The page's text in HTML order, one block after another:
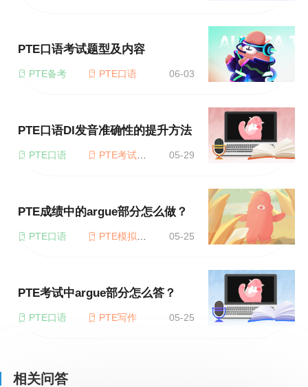
PTE口语考试题型及内容
PTE备考 PTE口语 06-03
PTE口语DI发音准确性的提升方法
PTE口语 PTE考试题型 05-29
PTE成绩中的argue部分怎么做？
PTE口语 PTE模拟考试 05-25
PTE考试中argue部分怎么答？
PTE口语 PTE写作 05-25
相关问答